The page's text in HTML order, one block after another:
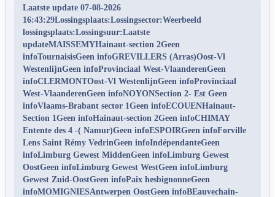
Laatste update 07-08-2026
16:43:29Lossingsplaats:Lossingsector:Weerbeeld
lossingsplaats:Lossingsuur:Laatste
updateMAISSEMYHainaut-section 2Geen
infoTournaisisGeen infoGREVILLERS (Arras)Oost-Vl
WestenlijnGeen infoProvinciaal West-VlaanderenGeen
infoCLERMONTOost-Vl WestenlijnGeen infoProvinciaal
West-VlaanderenGeen infoNOYONSection 2- Est Geen
infoVlaams-Brabant sector 1Geen infoECOUENHainaut-
Section 1Geen infoHainaut-section 2Geen infoCHIMAY
Entente des 4 -( Namur)Geen infoESPOIRGeen infoForville
Lens Saint Rémy VedrinGeen infoIndépendanteGeen
infoLimburg Gewest MiddenGeen infoLimburg Gewest
OostGeen infoLimburg Gewest WestGeen infoLimburg
Gewest Zuid-OostGeen infoPaix hesbignonneGeen
infoMOMIGNIESAntwerpen OostGeen infoBEauvechain-